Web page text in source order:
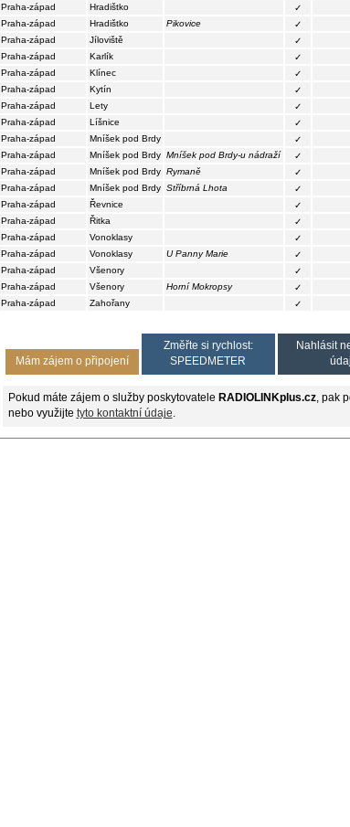
Praha-západ
Hradištko
✓
Praha-západ
Hradištko Pikovice
✓
Praha-západ
Jíloviště
✓
Praha-západ
Karlík
✓
Praha-západ
Klínec
✓
Praha-západ
Kytín
✓
Praha-západ
Lety
✓
Praha-západ
Líšnice
✓
Praha-západ
Mníšek pod Brdy
✓
Praha-západ
Mníšek pod Brdy Mníšek pod Brdy-u nádraží
✓
Praha-západ
Mníšek pod Brdy Rymaně
✓
Praha-západ
Mníšek pod Brdy Stříbrná Lhota
✓
Praha-západ
Řevnice
✓
Praha-západ
Řitka
✓
Praha-západ
Vonoklasy
✓
Praha-západ
Vonoklasy U Panny Marie
✓
Praha-západ
Všenory
✓
Praha-západ
Všenory Horní Mokropsy
✓
Praha-západ
Zahořany ✓
Mám zájem o připojení
Změřte si rychlost:
SPEEDMETER
Nahlásit
Pokud máte zájem o služby poskytovatele RADIOLINKplus.cz, pak
nebo využijte tyto kontaktní údaje